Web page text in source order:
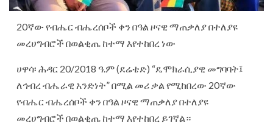
20ኛው የብሔር ብሔረሰቦች ቀን በዓል ዞናዊ ማጠቃለያ በተለያዩ
መረሀግብሮች በወልቂጤ ከተማ እየተከበረ ነው
ሀዋሳ፡ ሕዳር 20/2018 ዓ.ም (ደሬቴድ) “ዴሞክራሲያዊ መግባባት፤
ለኅብረ ብሔራዊ አንድነት” በሚል መሪ ቃል የሚከበረው 20ኛው
የብሔር ብሔረሰቦች ቀን በዓል ዞናዊ ማጠቃለያ በተለያዩ
መረሀግብሮች በወልቂጤ ከተማ እየተከበረ ይገኛል።